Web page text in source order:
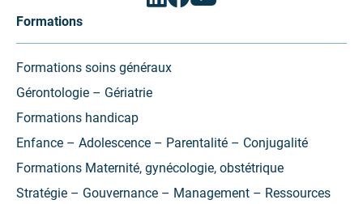
(ouvrir
nouvelnouvel
(ouvrir
nouvel
Formations
Formations soins généraux
Gérontologie – Gériatrie
Formations handicap
Enfance – Adolescence – Parentalité – Conjugalité
Formations Maternité, gynécologie, obstétrique
Stratégie – Gouvernance – Management – Ressources